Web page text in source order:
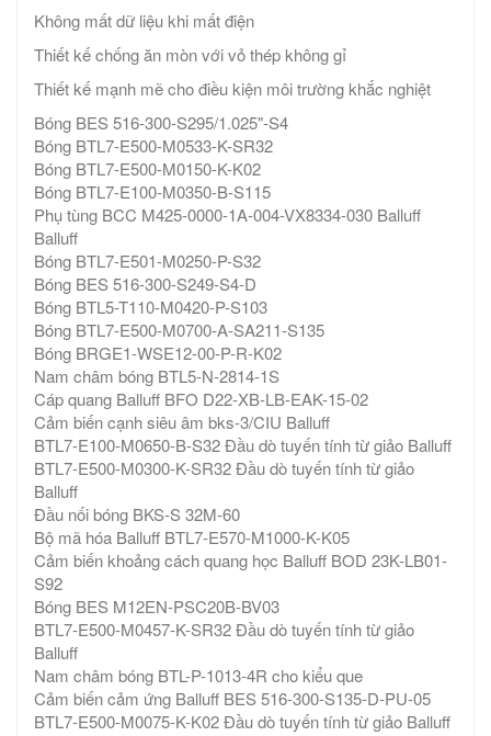
Không mất dữ liệu khi mất điện
Thiết kế chống ăn mòn với vỏ thép không gỉ
Thiết kế mạnh mẽ cho điều kiện môi trường khắc nghiệt
Bóng BES 516-300-S295/1.025"-S4
Bóng BTL7-E500-M0533-K-SR32
Bóng BTL7-E500-M0150-K-K02
Bóng BTL7-E100-M0350-B-S115
Phụ tùng BCC M425-0000-1A-004-VX8334-030 Balluff
Balluff
Bóng BTL7-E501-M0250-P-S32
Bóng BES 516-300-S249-S4-D
Bóng BTL5-T110-M0420-P-S103
Bóng BTL7-E500-M0700-A-SA211-S135
Bóng BRGE1-WSE12-00-P-R-K02
Nam châm bóng BTL5-N-2814-1S
Cáp quang Balluff BFO D22-XB-LB-EAK-15-02
Cảm biến cạnh siêu âm bks-3/CIU Balluff
BTL7-E100-M0650-B-S32 Đầu dò tuyến tính từ giảo Balluff
BTL7-E500-M0300-K-SR32 Đầu dò tuyến tính từ giảo
Balluff
Đầu nối bóng BKS-S 32M-60
Bộ mã hóa Balluff BTL7-E570-M1000-K-K05
Cảm biến khoảng cách quang học Balluff BOD 23K-LB01-
S92
Bóng BES M12EN-PSC20B-BV03
BTL7-E500-M0457-K-SR32 Đầu dò tuyến tính từ giảo
Balluff
Nam châm bóng BTL-P-1013-4R cho kiểu que
Cảm biến cảm ứng Balluff BES 516-300-S135-D-PU-05
BTL7-E500-M0075-K-K02 Đầu dò tuyến tính từ giảo Balluff